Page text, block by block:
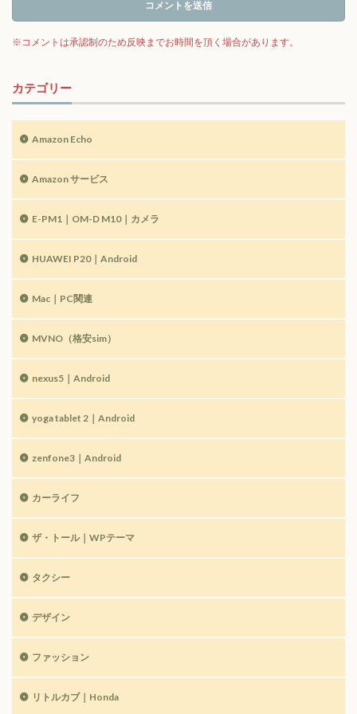
カテゴリー
Amazon Echo
Amazon サービス
E-PM1｜OM-D M10｜カメラ
HUAWEI P20｜Android
Mac｜PC関連
MVNO（格安sim）
nexus5｜Android
yoga tablet 2｜Android
zenfone3｜Android
カーライフ
ザ・トール｜WPテーマ
タクシー
デザイン
ファッション
リトルカブ｜Honda